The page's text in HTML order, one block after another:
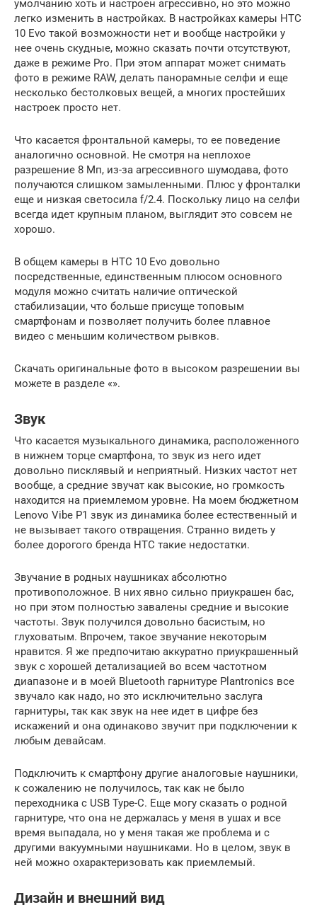
умолчанию хоть и настроен агрессивно, но это можно
легко изменить в настройках. В настройках камеры HTC
10 Evo такой возможности нет и вообще настройки у
нее очень скудные, можно сказать почти отсутствуют,
даже в режиме Pro. При этом аппарат может снимать
фото в режиме RAW, делать панорамные селфи и еще
несколько бестолковых вещей, а многих простейших
настроек просто нет.
Что касается фронтальной камеры, то ее поведение
аналогично основной. Не смотря на неплохое
разрешение 8 Мп, из-за агрессивного шумодава, фото
получаются слишком замыленными. Плюс у фронталки
еще и низкая светосила f/2.4. Поскольку лицо на селфи
всегда идет крупным планом, выглядит это совсем не
хорошо.
В общем камеры в HTC 10 Evo довольно
посредственные, единственным плюсом основного
модуля можно считать наличие оптической
стабилизации, что больше присуще топовым
смартфонам и позволяет получить более плавное
видео с меньшим количеством рывков.
Скачать оригинальные фото в высоком разрешении вы
можете в разделе «».
Звук
Что касается музыкального динамика, расположенного
в нижнем торце смартфона, то звук из него идет
довольно писклявый и неприятный. Низких частот нет
вообще, а средние звучат как высокие, но громкость
находится на приемлемом уровне. На моем бюджетном
Lenovo Vibe P1 звук из динамика более естественный и
не вызывает такого отвращения. Странно видеть у
более дорогого бренда HTC такие недостатки.
Звучание в родных наушниках абсолютно
противоположное. В них явно сильно приукрашен бас,
но при этом полностью завалены средние и высокие
частоты. Звук получился довольно басистым, но
глуховатым. Впрочем, такое звучание некоторым
нравится. Я же предпочитаю аккуратно приукрашенный
звук с хорошей детализацией во всем частотном
диапазоне и в моей Bluetooth гарнитуре Plantronics все
звучало как надо, но это исключительно заслуга
гарнитуры, так как звук на нее идет в цифре без
искажений и она одинаково звучит при подключении к
любым девайсам.
Подключить к смартфону другие аналоговые наушники,
к сожалению не получилось, так как не было
переходника с USB Type-C. Еще могу сказать о родной
гарнитуре, что она не держалась у меня в ушах и все
время выпадала, но у меня такая же проблема и с
другими вакуумными наушниками. Но в целом, звук в
ней можно охарактеризовать как приемлемый.
Дизайн и внешний вид